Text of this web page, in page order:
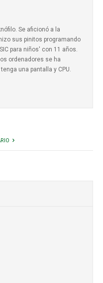
Se aficionó a la
sus pinitos programando
para niños' con 11 años.
ordenadores se ha
una pantalla y CPU.